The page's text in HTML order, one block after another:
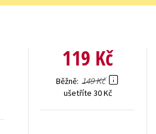
119 Kč
Běžně 149 Kč
ušetříte 30 Kč